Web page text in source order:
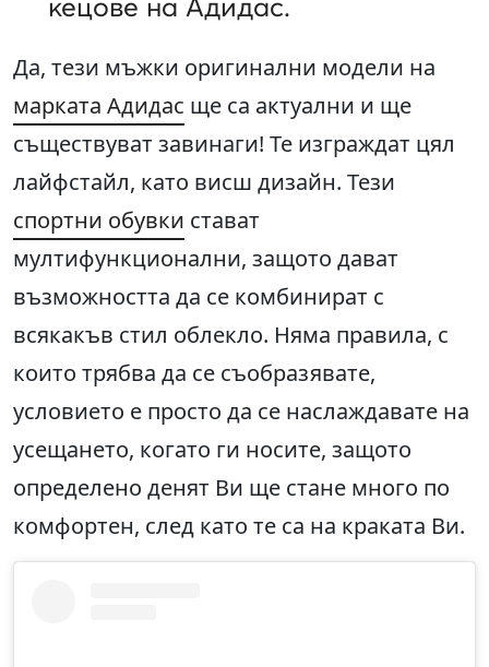
кецове на Адидас.
Да, тези мъжки оригинални модели на
марката Адидас ще са актуални и ще
съществуват завинаги! Те изграждат цял
лайфстайл, като висш дизайн. Тези
спортни обувки стават
мултифункционални, защото дават
възможността да се комбинират с
всякакъв стил облекло. Няма правила, с
които трябва да се съобразявате,
условието е просто да се наслаждавате на
усещането, когато ги носите, защото
определено денят Ви ще стане много по
комфортен, след като те са на краката Ви.